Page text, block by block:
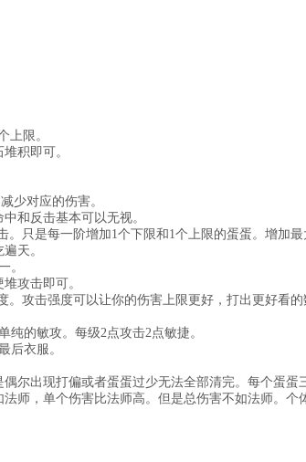
上限。
积即可。
少对应的伤害。
和反击基本可以无视。
只是每一阶增加1个下限和1个上限的蛋蛋。增加最
天。
。
攻击即可。
。攻击强度可以让你的伤害上限更好，打出更好看的
的敏攻。每级2点攻击2点敏捷。
后衣服。
尔出现打偏或者蛋蛋过少无法全部清完。每个蛋蛋
师，单个伤害比法师高。但是总伤害不如法师。个